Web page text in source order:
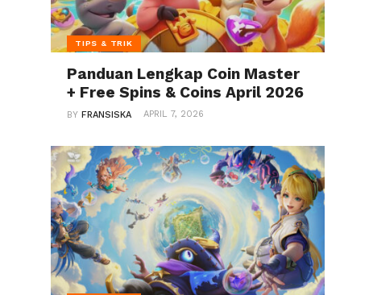
TIPS & TRIK
Panduan Lengkap Coin Master
+ Free Spins & Coins April 2026
BYFRANSISKA APRIL 7, 2026